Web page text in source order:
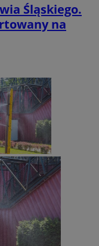
Śląskiego.
na